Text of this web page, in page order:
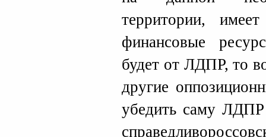
территории,
финансовые
будет от ЛДПР, то
другие
убедить саму ЛДПР